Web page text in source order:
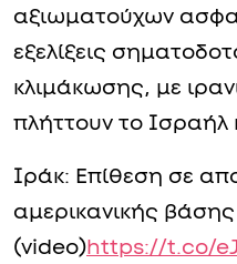
αξιωματούχων
εξελίξεις
κλιμάκωσης, με
πλήττουν το Ισραήλ
Ιράκ: Επίθεση σε
αμερικανικής
(video)https://t.co/